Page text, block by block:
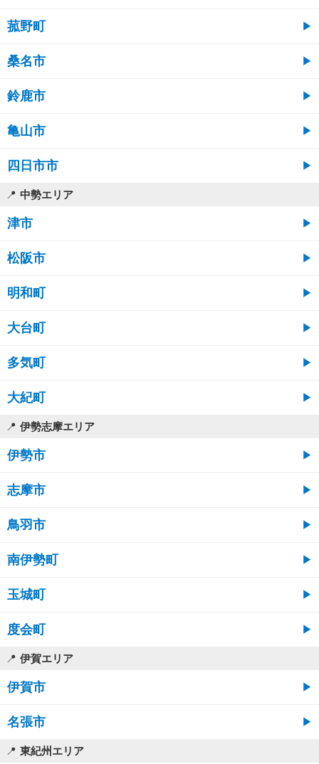
菰野町
桑名市
鈴鹿市
亀山市
四日市市
中勢エリア
津市
松阪市
明和町
大台町
多気町
大紀町
伊勢志摩エリア
伊勢市
志摩市
鳥羽市
南伊勢町
玉城町
度会町
伊賀エリア
伊賀市
名張市
東紀州エリア